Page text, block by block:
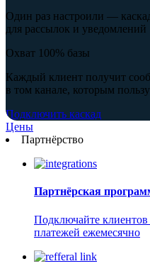
Один раз настроили —
для рассылок и уведомлений
Охват 100% базы
Каждый клиент получит
в том канале, которым
Подключить каскад
Цены
Партнёрство
Партнёрская
Подключайте клиентов
платежей ежемесячно